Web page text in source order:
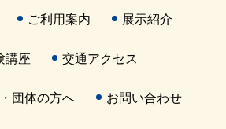
ご利用案内 展示紹介
講座 交通アクセス
団体の方へ お問い合わせ